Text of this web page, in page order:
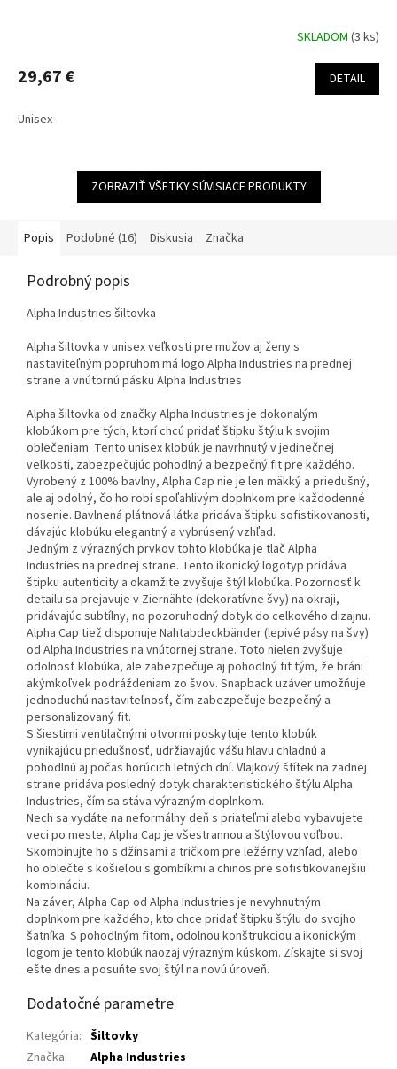
SKLADOM (3 ks)
29,67 € DETAIL
Unisex
ZOBRAZIŤ VŠETKY SÚVISIACE PRODUKTY
Popis Podobné (16) Diskusia Značka
Podrobný popis
Alpha Industries šiltovka
Alpha šiltovka v unisex veľkosti pre mužov aj ženy s
nastaviteľným popruhom má logo Alpha Industries na prednej
strane a vnútornú pásku Alpha Industries
Alpha šiltovka od značky Alpha Industries je dokonalým
klobúkom pre tých, ktorí chcú pridať štipku štýlu k svojim
oblečeniam. Tento unisex klobúk je navrhnutý v jedinečnej
veľkosti, zabezpečujúc pohodlný a bezpečný fit pre každého.
Vyrobený z 100% bavlny, Alpha Cap nie je len mäkký a priedušný,
ale aj odolný, čo ho robí spoľahlivým doplnkom pre každodenné
nosenie. Bavlnená plátnová látka pridáva štipku sofistikovanosti,
dávajúc klobúku elegantný a vybrúsený vzhľad.
Jedným z výrazných prvkov tohto klobúka je tlač Alpha
Industries na prednej strane. Tento ikonický logotyp pridáva
štipku autenticity a okamžite zvyšuje štýl klobúka. Pozornosť k
detailu sa prejavuje v Ziernähte (dekoratívne švy) na okraji,
pridávajúc subtílny, no pozoruhodný dotyk do celkového dizajnu.
Alpha Cap tiež disponuje Nahtabdeckbänder (lepivé pásy na švy)
od Alpha Industries na vnútornej strane. Toto nielen zvyšuje
odolnosť klobúka, ale zabezpečuje aj pohodlný fit tým, že bráni
akýmkoľvek podráždeniam zo švov. Snapback uzáver umožňuje
jednoduchú nastaviteľnosť, čím zabezpečuje bezpečný a
personalizovaný fit.
S šiestimi ventilačnými otvormi poskytuje tento klobúk
vynikajúcu priedušnosť, udržiavajúc vášu hlavu chladnú a
pohodlnú aj počas horúcich letných dní. Vlajkový štítek na zadnej
strane pridáva posledný dotyk charakteristického štýlu Alpha
Industries, čím sa stáva výrazným doplnkom.
Nech sa vydáte na neformálny deň s priateľmi alebo vybavujete
veci po meste, Alpha Cap je všestrannou a štýlovou voľbou.
Skombinujte ho s džínsami a tričkom pre ležérny vzhľad, alebo
ho oblečte s košieľou s gombíkmi a chinos pre sofistikovanejšiu
kombináciu.
Na záver, Alpha Cap od Alpha Industries je nevyhnutným
doplnkom pre každého, kto chce pridať štipku štýlu do svojho
šatníka. S pohodlným fitom, odolnou konštrukciou a ikonickým
logom je tento klobúk naozaj výrazným kúskom. Získajte si svoj
ešte dnes a posuňte svoj štýl na novú úroveň.
Dodatočné parametre
Kategória: Šiltovky
Značka:
Alpha Industries